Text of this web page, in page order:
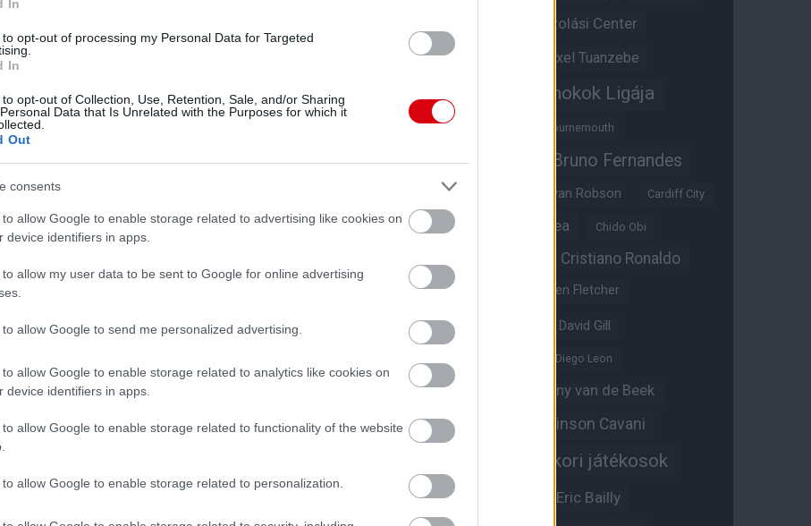
In
to opt-out of processing my Personal Data for Targeted
In
to opt-out of Collection, Use, Retention, Sale, and/or Sharing
Data that Is Unrelated with the Purposes for which it
Out
consents
to allow Google to enable storage related to advertising like cookies on
device identifiers in apps.
to allow my user data to be sent to Google for online advertising
to allow Google to send me personalized advertising.
to allow Google to enable storage related to analytics like cookies on
device identifiers in apps.
to allow Google to enable storage related to functionality of the website
to allow Google to enable storage related to personalization.
Átigazolási Center
Átigazolások Axel Tuanzebe
Bajnokok Ligája
Benjamin Sesko Bournemouth
Brandon Williams Bruno Fernandes
Bryan Mbeumo Bryan Robson Cardiff City
Casemiro Chelsea Chido Obi
Cristiano Ronaldo
Crystal Palace Darren Fletcher
David De Gea David Gill
Diego Leon
Diogo Dalot
Donny van de Beek
Ed Woodward
Edinson Cavani
Egykori játékosok
Érdekességek Eric Bailly